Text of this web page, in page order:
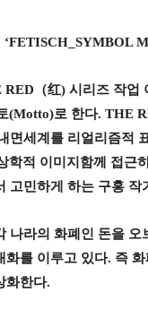
‘FETISCH_SYMBOL
RED （红) 시리즈 작업
(Motto)로 한다. THE
면세계를 리얼리즘적
학적 이미지함께 접근
고민하게 하는 구홍 작
나라의 화폐인 돈을 오
화를 이루고 있다. 즉
화한다.